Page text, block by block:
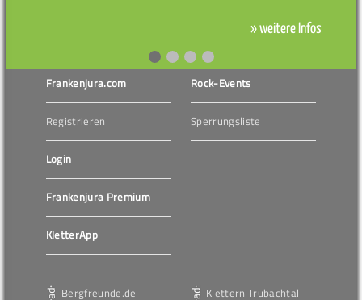
» weitere Infos
Frankenjura.com
Registrieren
Login
Frankenjura Premium
KletterApp
Rock-Events
Sperrungsliste
Bergfreunde.de Klettern Trubachtal